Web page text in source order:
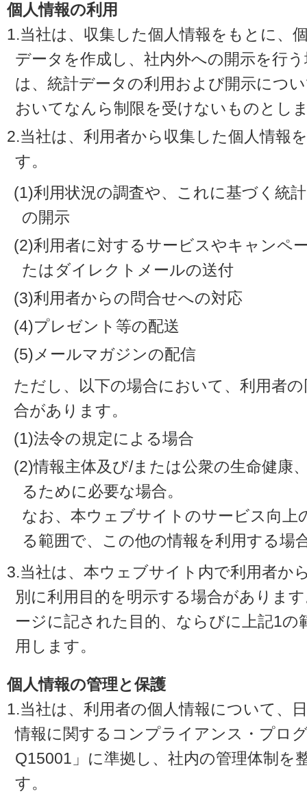
個人情報の利用
1.当社は、収集した個人情報をもとに、
データを作成し、社内外への開示を行
は、統計データの利用および開示につ
おいてなんら制限を受けないものとし
2.当社は、利用者から収集した個人情報
す。
(1)利用状況の調査や、これに基づく統
の開示
(2)利用者に対するサービスやキャンペ
たはダイレクトメールの送付
(3)利用者からの問合せへの対応
(4)プレゼント等の配送
(5)メールマガジンの配信
ただし、以下の場合において、利用者
合があります。
(1)法令の規定による場合
(2)情報主体及び/または公衆の生命健康
るために必要な場合。
なお、本ウェブサイトのサービス向上
る範囲で、この他の情報を利用する場
3.当社は、本ウェブサイト内で利用者か
別に利用目的を明示する場合がありま
ージに記された目的、ならびに上記1の
用します。
個人情報の管理と保護
1.当社は、利用者の個人情報について、
情報に関するコンプライアンス・プロ
Q15001」に準拠し、社内の管理体制を
す。